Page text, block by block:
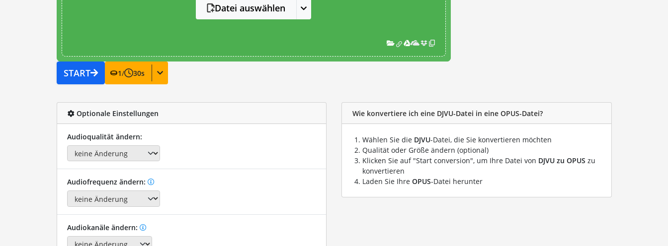
Datei auswählen
START 1/ 30s
Optionale Einstellungen
Audioqualität ändern:
Audiofrequenz ändern:
Audiokanäle ändern:
Wie konvertiere ich eine DJVU-Datei in eine OPUS-Datei?
Wählen Sie die DJVU-Datei, die Sie konvertieren möchten
Qualität oder Größe ändern (optional)
Klicken Sie auf "Start conversion", um Ihre Datei von DJVU zu OPUS zu
konvertieren
Laden Sie Ihre OPUS-Datei herunter